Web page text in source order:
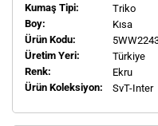
Kumaş Tipi:
Triko
Boy:
Kısa
Ürün Kodu:
Üretim Yeri:
Türkiye
Renk:
Ekru
Ürün Koleksiyon:
SvT-Inter